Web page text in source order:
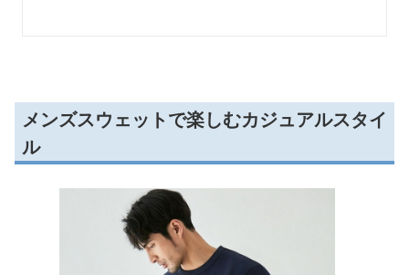
メンズスウェットで楽しむカジュアルスタイ
ル